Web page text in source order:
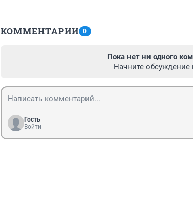
КОММЕНТАРИИ 0
Пока нет ни одного
Начните
Гость
Войти